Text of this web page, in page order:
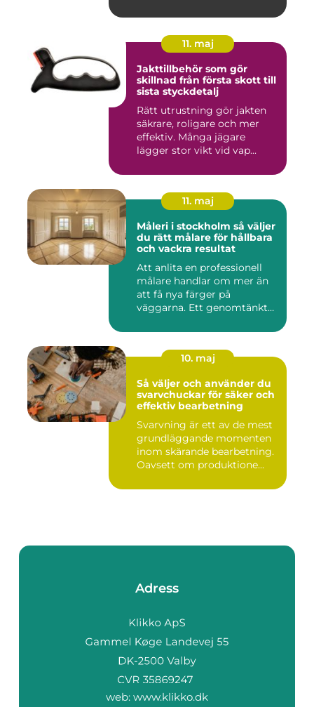
11. maj
Jakttillbehör som gör
skillnad från första skott till
sista styckdetalj
Rätt utrustning gör jakten
säkrare, roligare och mer
effektiv. Många jägare
lägger stor vikt vid vap...
11. maj
Måleri i stockholm så väljer
du rätt målare för hållbara
och vackra resultat
Att anlita en professionell
målare handlar om mer än
att få nya färger på
väggarna. Ett genomtänkt
10. maj
Så väljer och använder du
svarvchuckar för säker och
effektiv bearbetning
Svarvning är ett av de mest
grundläggande momenten
inom skärande bearbetning.
Oavsett om produktione...
Adress
web: www.klikko.dk